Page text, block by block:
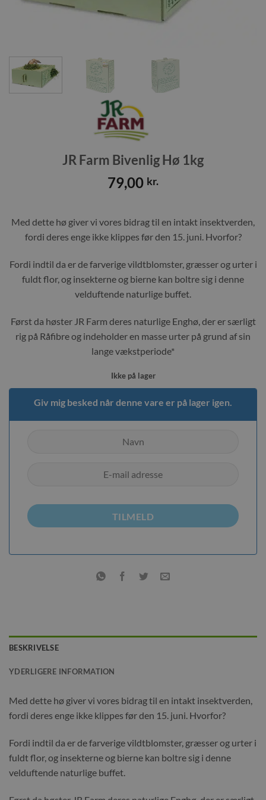
JR Farm Bivenlig Hø 1kg
79,00 kr.
Med dette hø giver vi vores bidrag til en intakt insektverden,
fordi deres enge ikke klippes før den 15. juni. Hvorfor?
Fordi indtil da er de farverige vildtblomster, græsser og urter i
fuldt flor, og insekterne og bierne kan boltre sig i denne
velduftende naturlige buffet.
Først da høster JR Farm deres naturlige Enghø, der er særligt
rig på Råfibre og indeholder en masse urter på grund af sin
lange vækstperiode*
Ikke på lager
Giv mig besked når denne vare er på lager igen.
TILMELD
BESKRIVELSE
YDERLIGERE INFORMATION
Med dette hø giver vi vores bidrag til en intakt insektverden,
fordi deres enge ikke klippes før den 15. juni. Hvorfor?
Fordi indtil da er de farverige vildtblomster, græsser og urter i
fuldt flor, og insekterne og bierne kan boltre sig i denne
velduftende naturlige buffet.